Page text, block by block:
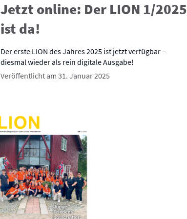
Jetzt online: Der LION 1/2025
ist da!
Der erste LION des Jahres 2025 ist jetzt verfügbar –
diesmal wieder als rein digitale Ausgabe!
Veröffentlicht am 31. Januar 2025